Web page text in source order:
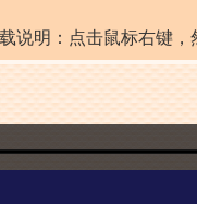
说明：点击鼠标右键，